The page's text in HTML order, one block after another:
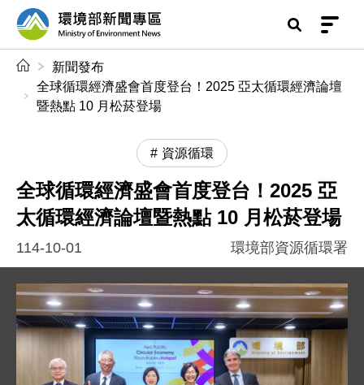
前往中央內容區塊
環境部新聞專區
新聞發布
全球循環經濟盛會首度登台！2025 亞太循環經濟論壇
暨熱點 10 月松菸登場
資源循環
全球循環經濟盛會首度登台！2025 亞
太循環經濟論壇暨熱點 10 月松菸登場
114-10-01 環境部資源循環署